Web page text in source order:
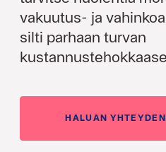
vakuutus- ja
silti parhaan turvan
HALUAN